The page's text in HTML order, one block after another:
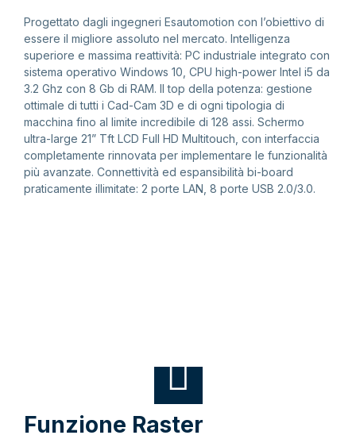
Progettato dagli ingegneri Esautomotion con l’obiettivo di
essere il migliore assoluto nel mercato. Intelligenza
superiore e massima reattività: PC industriale integrato con
sistema operativo Windows 10, CPU high-power Intel i5 da
3.2 Ghz con 8 Gb di RAM. Il top della potenza: gestione
ottimale di tutti i Cad-Cam 3D e di ogni tipologia di
macchina fino al limite incredibile di 128 assi. Schermo
ultra-large 21” Tft LCD Full HD Multitouch, con interfaccia
completamente rinnovata per implementare le funzionalità
più avanzate. Connettività ed espansibilità bi-board
praticamente illimitate: 2 porte LAN, 8 porte USB 2.0/3.0.
Funzione Raster